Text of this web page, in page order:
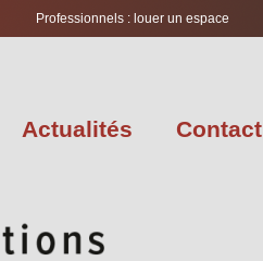
Professionnels : louer un espace
Actualités Contact